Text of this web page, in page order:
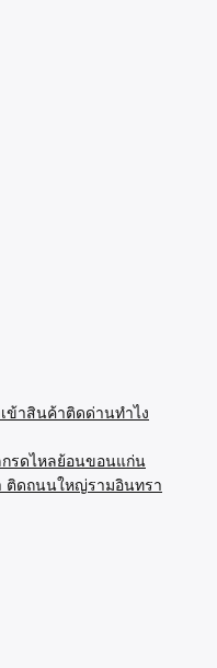
าสินค้าติดด่านทำไง
กรดไหลย้อนขอนแก่น
ติดถนนใหญ่รามอินทรา